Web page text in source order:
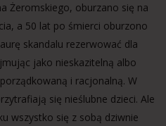
Żeromskiego, oburzano się na
a 50 lat po śmierci oburzono
skandalu rezerwować dla
jako nieskazitelną albo
i racjonalną. W
się nieślubne dzieci. Ale
wszystko się z sobą dziwnie